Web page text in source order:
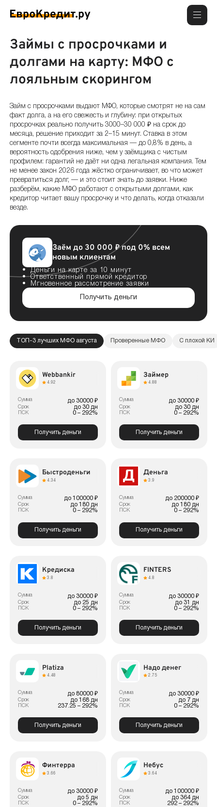
Займы с просрочками и
долгами на карту: МФО с
лояльным скорингом
Займ с просрочками выдают МФО, которые смотрят не на сам
факт долга, а на его свежесть и глубину: при открытых
просрочках реально получить 3000–30 000 ₽ на срок до
месяца, решение приходит за 2–15 минут. Ставка в этом
сегменте почти всегда максимальная — до 0,8% в день, а
вероятность одобрения ниже, чем у заёмщика с чистым
профилем: гарантий не даёт ни одна легальная компания. Тем
не менее закон 2026 года жёстко ограничивает, во что может
превратиться долг, — и это стоит знать до заявки. Ниже
разберём, какие МФО работают с открытыми долгами, как
кредитор читает вашу просрочку и что делать, когда отказали
везде.
Заём до 30 000 ₽ под 0% всем
новым клиентам
Деньги на карте за 10 минут
Ответственный прямой кредитор
Мгновенное рассмотрение заявки
Получить деньги
ТОП-3 лучших МФО августа Проверенные МФО С плохой КИ
Webbankir
4.92
Сумма до 30000 ₽
Срок до 30 дн
ПСК 0 – 292%
Получить деньги
Займер
4.88
Сумма до 30000 ₽
Срок до 30 дн
ПСК 0 – 292%
Получить деньги
Быстроденьги
4.34
Сумма до 100000 ₽
Срок до 180 дн
ПСК 0 – 292%
Получить деньги
Деньга
3.9
Сумма до 200000 ₽
Срок до 180 дн
ПСК 0 – 292%
Получить деньги
Кредиска
3.8
Сумма до 30000 ₽
Срок до 25 дн
ПСК 0 – 292%
Получить деньги
FINTERS
4.8
Сумма до 30000 ₽
Срок до 31 дн
ПСК 0 – 292%
Получить деньги
Platiza
4.48
Сумма до 80000 ₽
Срок до 168 дн
ПСК 237.25 – 292%
Получить деньги
Надо денег
2.75
Сумма до 30000 ₽
Срок до 7 дн
ПСК 0 – 292%
Получить деньги
Финтерра
3.66
Сумма до 30000 ₽
Срок до 5 дн
ПСК 0 – 292%
Небус
3.64
Сумма до 100000 ₽
Срок до 364 дн
ПСК 292 – 292%